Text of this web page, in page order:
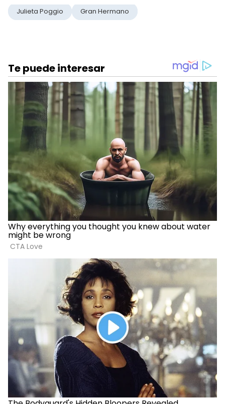
Julieta Poggio Gran Hermano